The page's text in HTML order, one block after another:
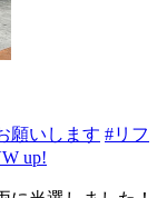
願いします #リフ
up!